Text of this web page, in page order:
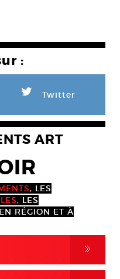
:
L Twitter
ART
, LES
, LES
RÉGION ET À
,